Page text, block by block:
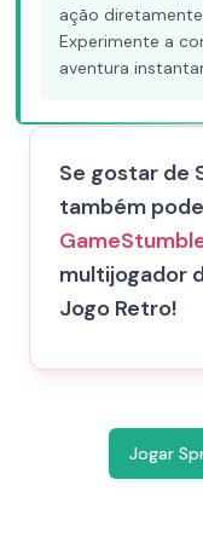
ação
Experimente a
aventura
Se gostar de
também
Game
multijogador
Jogo Retro!
Jogar